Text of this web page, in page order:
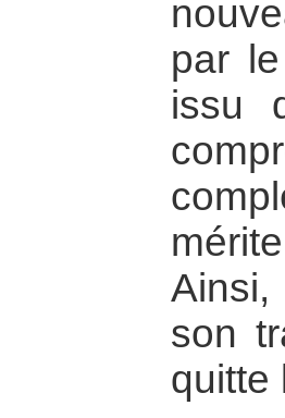
par
issu
Ainsi,
son
quitte